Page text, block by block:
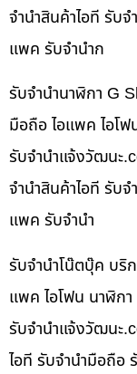
จำนำสินค้าไอที รับ
แพค รับจำนำก
รับจำนำนาฬิกา G
มือถือ ไอแพค ไอโ
รับจํานําแจ้งวัฒนะ
จำนำสินค้าไอที รับ
แพค รับจำนำ
รับจำนำโน๊ตบุ๊ค บริ
แพค ไอโฟน นาฬิก
รับจํานําแจ้งวัฒนะ
ไอที รับจำนำมือถือ